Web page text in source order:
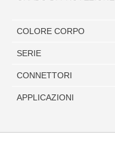
COLORE CORPO
SERIE
CONNETTORI
APPLICAZIONI